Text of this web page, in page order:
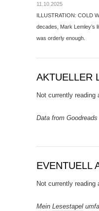
11.10.2025
ILLUSTRATION: COLD
decades, Mark Lemley’s
was orderly enough.
AKTUELLER
Not currently reading
Data from Goodreads
EVENTUELL
Not currently reading
Mein Lesestapel